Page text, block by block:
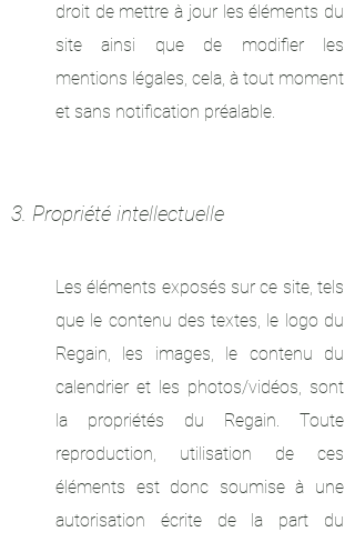
droit de mettre à jour les éléments du
site ainsi que de modifier les
mentions légales, cela, à tout moment
et sans notification préalable.
3. Propriété intellectuelle
Les éléments exposés sur ce site, tels
que le contenu des textes, le logo du
Regain, les images, le contenu du
calendrier et les photos/vidéos, sont
la propriétés du Regain. Toute
reproduction, utilisation de ces
éléments est donc soumise à une
autorisation écrite de la part du